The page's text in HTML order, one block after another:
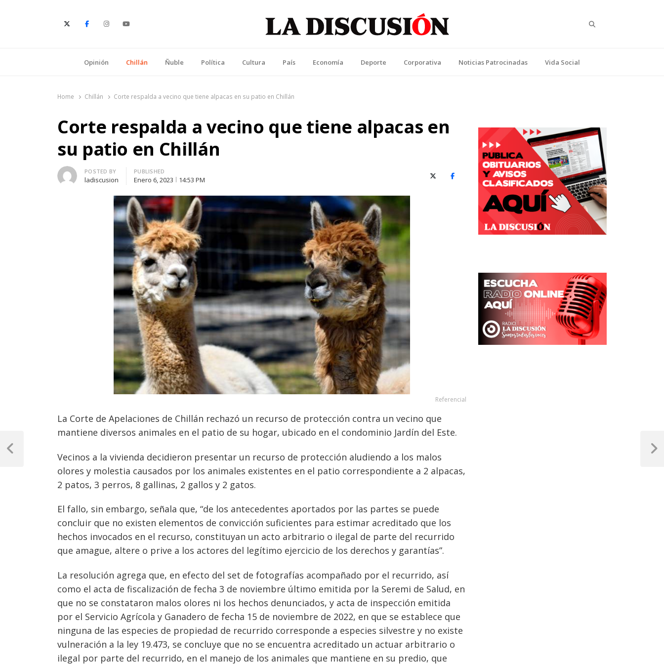
Opinión Chillán Ñuble Política Cultura País Economía Deporte Corporativa Noticias Patrocinadas Vida Social
Home Chillán Corte respalda a vecino que tiene alpacas en su patio en Chillán
Corte respalda a vecino que tiene alpacas en
su patio en Chillán
Author
POSTED BY
ladiscusion
PUBLISHED
Enero 6, 2023 14:53 PM X (Twitter)Facebook
Referencial
La Corte de Apelaciones de Chillán rechazó un recurso de protección contra un vecino que
mantiene diversos animales en el patio de su hogar, ubicado en el condominio Jardín del Este.
Vecinos a la vivienda decidieron presentar un recurso de protección aludiendo a los malos
olores y molestia causados por los animales existentes en el patio correspondiente a 2 alpacas,
2 patos, 3 perros, 8 gallinas, 2 gallos y 2 gatos.
El fallo, sin embargo, señala que, “de los antecedentes aportados por las partes se puede
concluir que no existen elementos de convicción suficientes para estimar acreditado que los
hechos invocados en el recurso, constituyan un acto arbitrario o ilegal de parte del recurrido
que amague, altere o prive a los actores del legítimo ejercicio de los derechos y garantías”.
La resolución agrega que, en efecto del set de fotografías acompañado por el recurrido, así
como el acta de fiscalización de fecha 3 de noviembre último emitida por la Seremi de Salud, en
que no se constataron malos olores ni los hechos denunciados, y acta de inspección emitida
por el Servicio Agrícola y Ganadero de fecha 15 de noviembre de 2022, en que se establece que
ninguna de las especies de propiedad de recurrido corresponde a especies silvestre y no existe
vulneración a la ley 19.473, se concluye que no se encuentra acreditado un actuar arbitrario o
ilegal por parte del recurrido, en el manejo de los animales que mantiene en su predio, que
Navegación
de
Previous
Next